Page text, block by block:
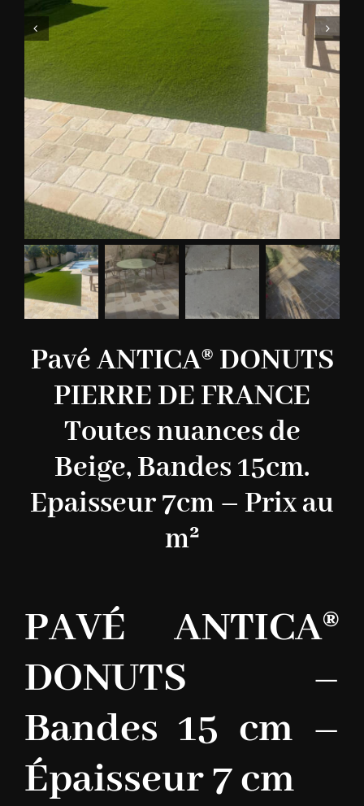
Pavé ANTICA® DONUTS
PIERRE DE FRANCE
Toutes nuances de
Beige, Bandes 15cm.
Epaisseur 7cm – Prix au
m²
PAVÉ ANTICA®
DONUTS –
Bandes 15 cm –
Épaisseur 7 cm